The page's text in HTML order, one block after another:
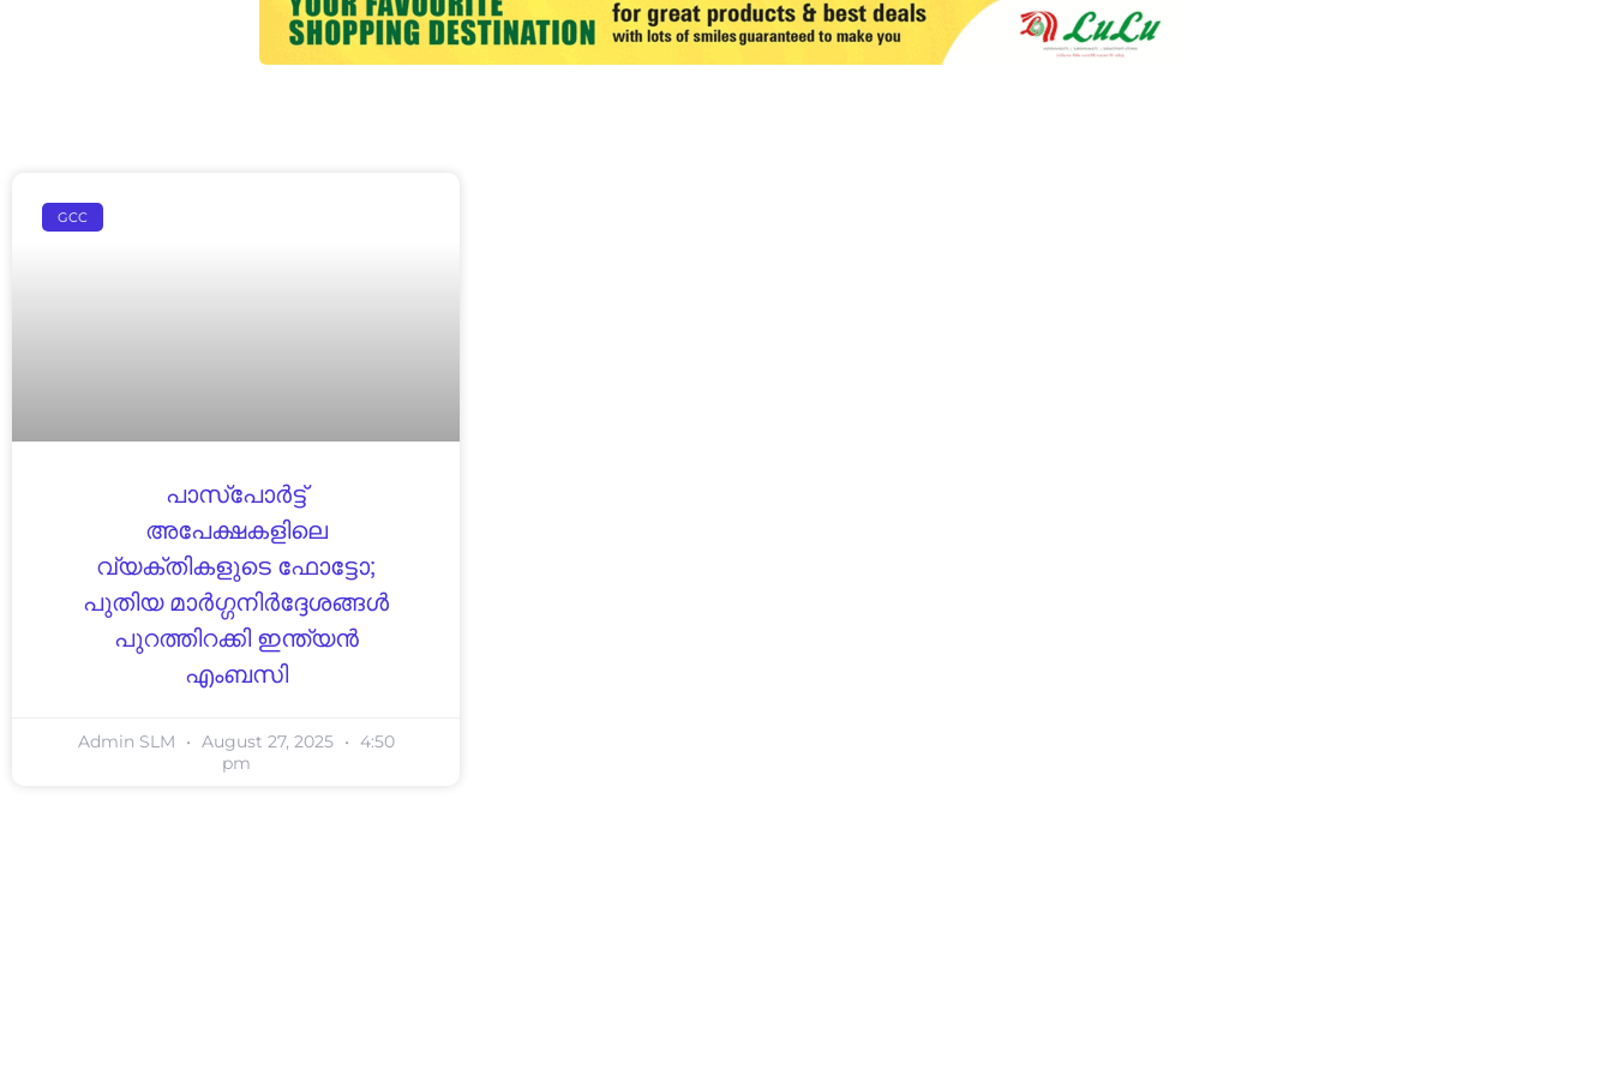
GCC
പാസ്പോർട്ട്‌
അപേക്ഷകളിലെ
വ്യക്തികളുടെ ഫോട്ടോ;
പുതിയ മാർഗ്ഗനിർദ്ദേശങ്ങൾ
പുറത്തിറക്കി ഇന്ത്യൻ
എംബസി
Admin SLM August 27, 2025
4:50
pm